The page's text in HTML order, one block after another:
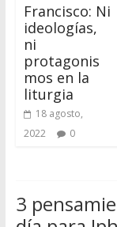
Francisco: Ni
ideologías,
ni
protagonis
mos en la
liturgia
18 agosto,
2022
0
3